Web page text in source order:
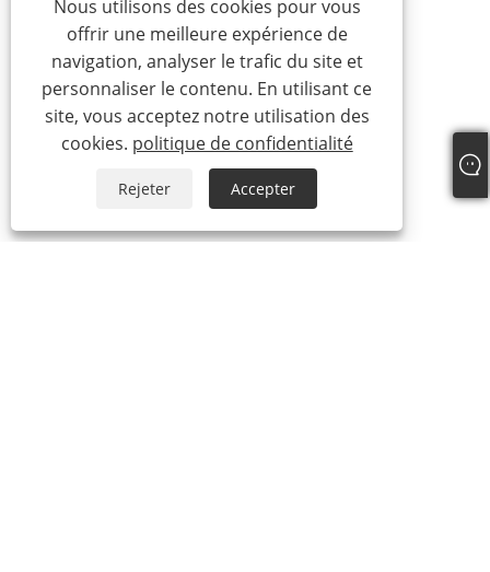
Nous utilisons des cookies pour vous
offrir une meilleure expérience de
navigation, analyser le trafic du site et
personnaliser le contenu. En utilisant ce
site, vous acceptez notre utilisation des
cookies. politique de confidentialité
Rejeter Accepter